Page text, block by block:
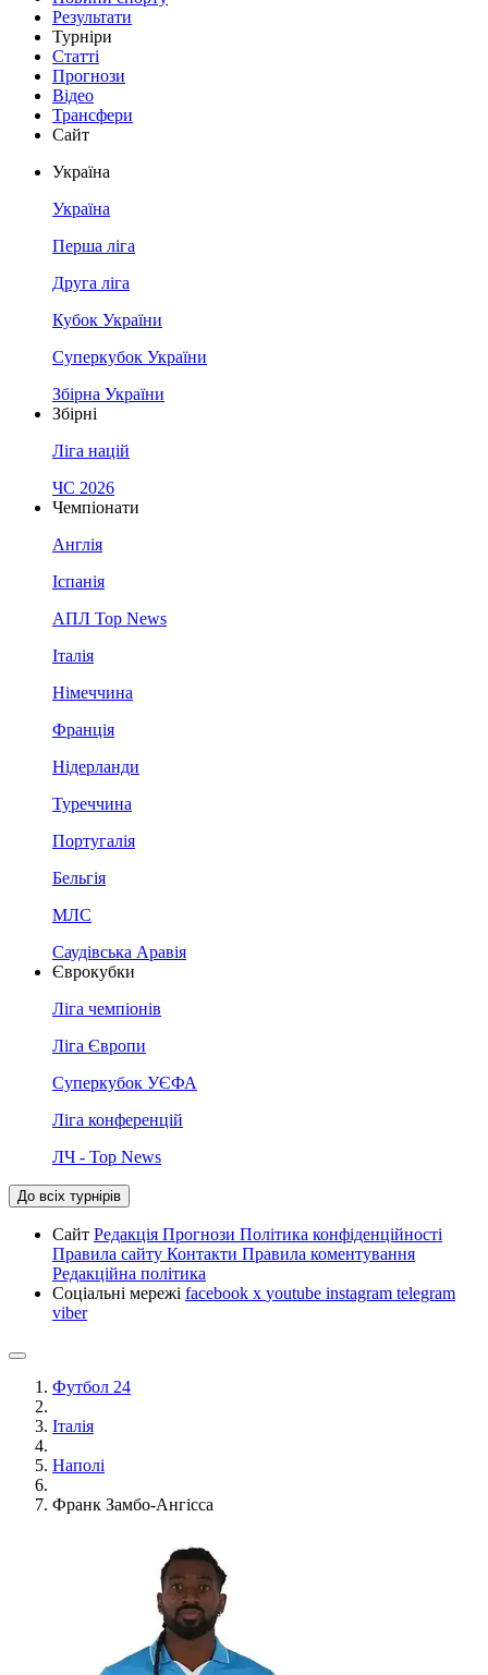
Результати
Турніри
Статті
Прогнози
Відео
Трансфери
Сайт
Україна
Україна
Перша ліга
Друга ліга
Кубок України
Суперкубок України
Збірна України
Збірні
Ліга націй
ЧС 2026
Чемпіонати
Англія
Іспанія
АПЛ Top News
Італія
Німеччина
Франція
Нідерланди
Туреччина
Португалія
Бельгія
МЛС
Саудівська Аравія
Єврокубки
Ліга чемпіонів
Ліга Європи
Суперкубок УЄФА
Ліга конференцій
ЛЧ - Top News
До всіх турнірів
Сайт Редакція Прогнози Політика конфіденційності
Правила сайту Контакти Правила коментування
Редакційна політика
Соціальні мережі facebook x youtube instagram telegram
viber
Футбол 24
Італія
Наполі
Франк Замбо-Ангісса